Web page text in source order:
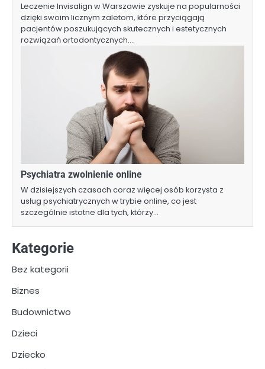
Leczenie Invisalign w Warszawie zyskuje na popularności
dzięki swoim licznym zaletom, które przyciągają
pacjentów poszukujących skutecznych i estetycznych
rozwiązań ortodontycznych.…
Psychiatra zwolnienie online
W dzisiejszych czasach coraz więcej osób korzysta z
usług psychiatrycznych w trybie online, co jest
szczególnie istotne dla tych, którzy…
Kategorie
Bez kategorii
Biznes
Budownictwo
Dzieci
Dziecko